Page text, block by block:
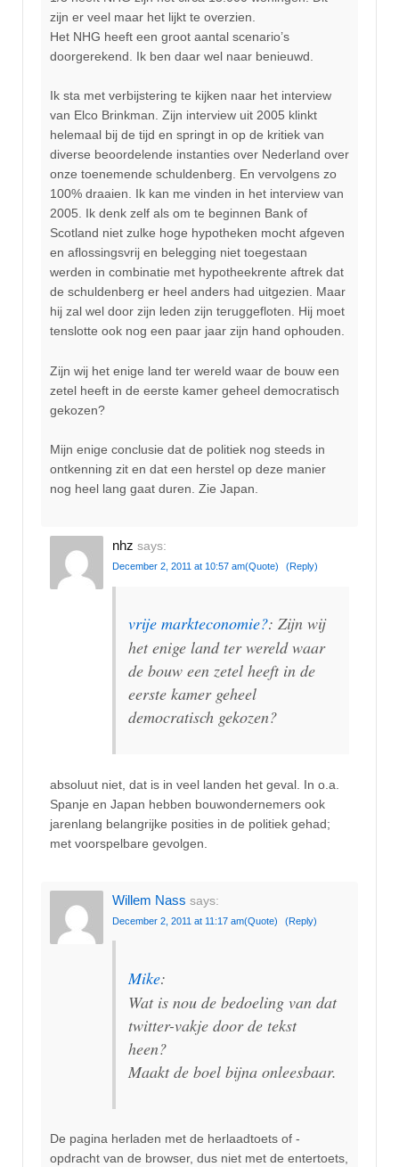
zijn er veel maar het lijkt te overzien.
Het NHG heeft een groot aantal scenario’s
doorgerekend. Ik ben daar wel naar benieuwd.
Ik sta met verbijstering te kijken naar het interview
van Elco Brinkman. Zijn interview uit 2005 klinkt
helemaal bij de tijd en springt in op de kritiek van
diverse beoordelende instanties over Nederland over
onze toenemende schuldenberg. En vervolgens zo
100% draaien. Ik kan me vinden in het interview van
2005. Ik denk zelf als om te beginnen Bank of
Scotland niet zulke hoge hypotheken mocht afgeven
en aflossingsvrij en belegging niet toegestaan
werden in combinatie met hypotheekrente aftrek dat
de schuldenberg er heel anders had uitgezien. Maar
hij zal wel door zijn leden zijn teruggefloten. Hij moet
tenslotte ook nog een paar jaar zijn hand ophouden.
Zijn wij het enige land ter wereld waar de bouw een
zetel heeft in de eerste kamer geheel democratisch
gekozen?
Mijn enige conclusie dat de politiek nog steeds in
ontkenning zit en dat een herstel op deze manier
nog heel lang gaat duren. Zie Japan.
nhz says:
December 2, 2011 at 10:57 am(Quote) (Reply)
vrije markteconomie?: Zijn wij
het enige land ter wereld waar
de bouw een zetel heeft in de
eerste kamer geheel
democratisch gekozen?
absoluut niet, dat is in veel landen het geval. In o.a.
Spanje en Japan hebben bouwondernemers ook
jarenlang belangrijke posities in de politiek gehad;
met voorspelbare gevolgen.
Willem Nass says:
December 2, 2011 at 11:17 am(Quote) (Reply)
Mike:
Wat is nou de bedoeling van dat
twitter-vakje door de tekst
heen?
Maakt de boel bijna onleesbaar.
De pagina herladen met de herlaadtoets of -
opdracht van de browser, dus niet met de entertoets,